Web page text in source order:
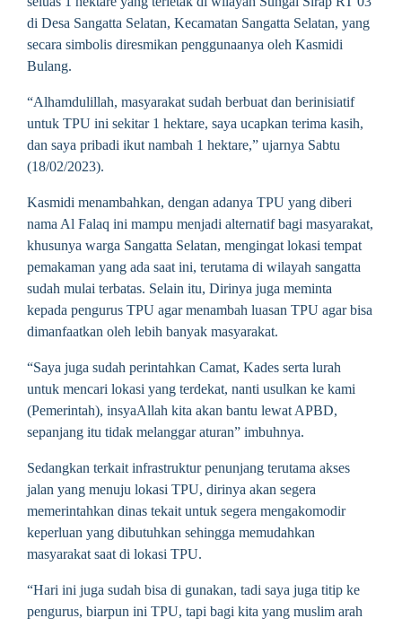
di Desa Sangatta Selatan, Kecamatan Sangatta Selatan, yang
secara simbolis diresmikan penggunaanya oleh Kasmidi
Bulang.
“Alhamdulillah, masyarakat sudah berbuat dan berinisiatif
untuk TPU ini sekitar 1 hektare, saya ucapkan terima kasih,
dan saya pribadi ikut nambah 1 hektare,” ujarnya Sabtu
(18/02/2023).
Kasmidi menambahkan, dengan adanya TPU yang diberi
nama Al Falaq ini mampu menjadi alternatif bagi masyarakat,
khusunya warga Sangatta Selatan, mengingat lokasi tempat
pemakaman yang ada saat ini, terutama di wilayah sangatta
sudah mulai terbatas. Selain itu, Dirinya juga meminta
kepada pengurus TPU agar menambah luasan TPU agar bisa
dimanfaatkan oleh lebih banyak masyarakat.
“Saya juga sudah perintahkan Camat, Kades serta lurah
untuk mencari lokasi yang terdekat, nanti usulkan ke kami
(Pemerintah), insyaAllah kita akan bantu lewat APBD,
sepanjang itu tidak melanggar aturan” imbuhnya.
Sedangkan terkait infrastruktur penunjang terutama akses
jalan yang menuju lokasi TPU, dirinya akan segera
memerintahkan dinas tekait untuk segera mengakomodir
keperluan yang dibutuhkan sehingga memudahkan
masyarakat saat di lokasi TPU.
“Hari ini juga sudah bisa di gunakan, tadi saya juga titip ke
pengurus, biarpun ini TPU, tapi bagi kita yang muslim arah